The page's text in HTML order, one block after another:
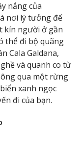
nắng của
nơi lý tưởng để
kín người ở gần
thể đi bộ quãng
Cala Galdana,
và quanh co từ
qua một rừng
xanh ngọc
đi của bạn.